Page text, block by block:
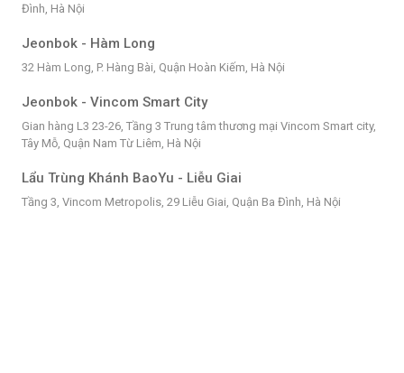
Đình, Hà Nội
Jeonbok - Hàm Long
32 Hàm Long, P. Hàng Bài, Quận Hoàn Kiếm, Hà Nội
Jeonbok - Vincom Smart City
Gian hàng L3 23-26, Tầng 3 Trung tâm thương mại Vincom Smart city,
Tây Mỗ, Quận Nam Từ Liêm, Hà Nội
Lẩu Trùng Khánh BaoYu - Liễu Giai
Tầng 3, Vincom Metropolis, 29 Liễu Giai, Quận Ba Đình, Hà Nội